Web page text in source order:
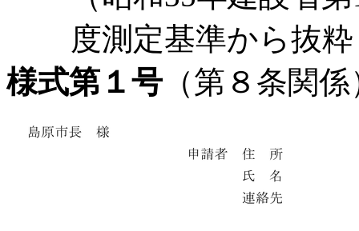
度測定基準から抜
様式第１号（第８条関係